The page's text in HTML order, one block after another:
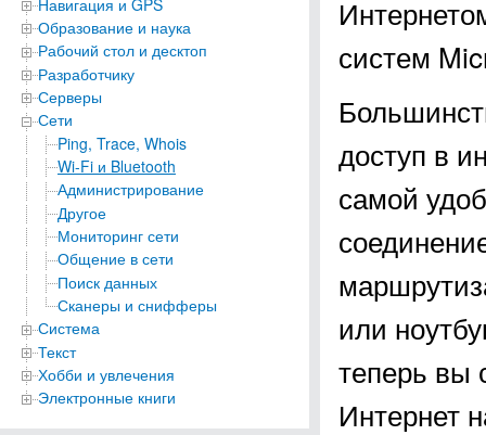
Образование и наука
Рабочий стол и десктоп
Разработчику
Серверы
Сети
Ping, Trace, Whois
Wi-Fi и Bluetooth
Администрирование
Другое
Мониторинг сети
Общение в сети
Поиск данных
Сканеры и снифферы
Система
Текст
Хобби и увлечения
Электронные книги
систем
доступ в
самой
или
теперь вы
Интернет